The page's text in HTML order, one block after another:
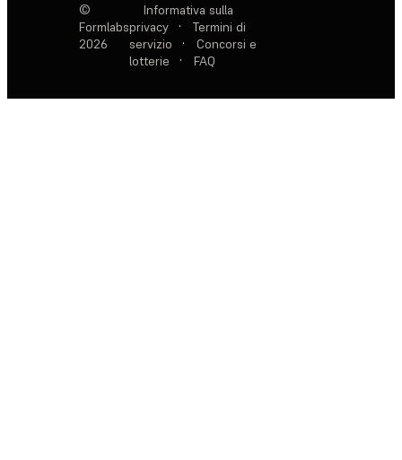
©
Formlabs
2026
Informativa sulla
privacy
·
Termini di
servizio
·
Concorsi e
lotterie
· FAQ